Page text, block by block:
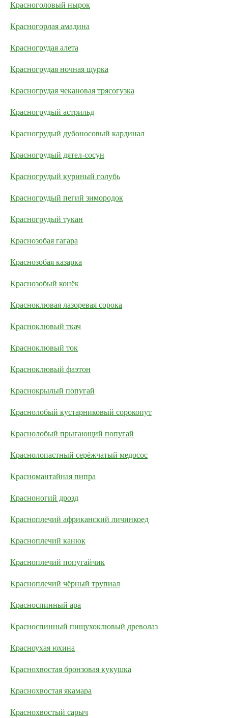
Красноголовый нырок
Красногорлая амадина
Красногрудая алета
Красногрудая ночная щурка
Красногрудая чекановая трясогузка
Красногрудый астрильд
Красногрудый дубоносовый кардинал
Красногрудый дятел-сосун
Красногрудый куриный голубь
Красногрудый пегий зимородок
Красногрудый тукан
Краснозобая гагара
Краснозобая казарка
Краснозобый конёк
Красноклювая лазоревая сорока
Красноклювый ткач
Красноклювый ток
Красноклювый фаэтон
Краснокрылый попугай
Краснолобый кустарниковый сорокопут
Краснолобый прыгающий попугай
Краснолопастный серёжчатый медосос
Красномантайная пипра
Красноногий дрозд
Красноплечий африканский личинкоед
Красноплечий канюк
Красноплечий попугайчик
Красноплечий чёрный трупиал
Красноспинный ара
Красноспинный пищухоклювый древолаз
Красноухая юхина
Краснохвостая бронзовая кукушка
Краснохвостая якамара
Краснохвостый сарыч